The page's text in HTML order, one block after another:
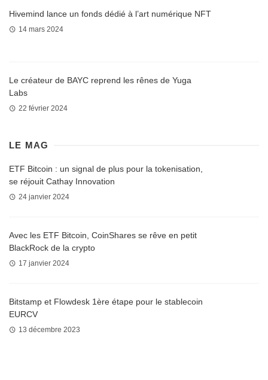
Hivemind lance un fonds dédié à l’art numérique NFT
14 mars 2024
Le créateur de BAYC reprend les rênes de Yuga
Labs
22 février 2024
LE MAG
ETF Bitcoin : un signal de plus pour la tokenisation,
se réjouit Cathay Innovation
24 janvier 2024
Avec les ETF Bitcoin, CoinShares se rêve en petit
BlackRock de la crypto
17 janvier 2024
Bitstamp et Flowdesk 1ère étape pour le stablecoin
EURCV
13 décembre 2023